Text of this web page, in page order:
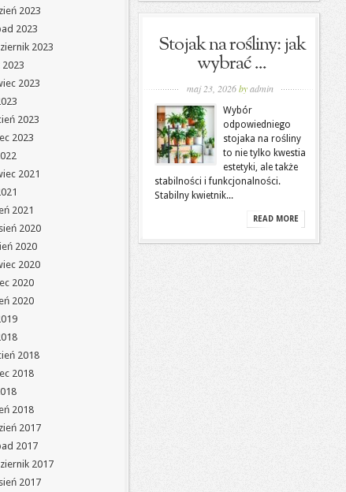
2023
2023
2023
2023
2023
2023
2023
2021
2021
2020
2020
2020
2020
2020
2018
2018
2018
2017
2017
2017
2017
Stojak na rośliny: jak
wybrać ...
maj 23, 2026byadmin
Wybór
odpowiedniego
stojaka na rośliny
to nie tylko kwestia
estetyki, ale także
stabilności i funkcjonalności.
Stabilny kwietnik...
READ MORE